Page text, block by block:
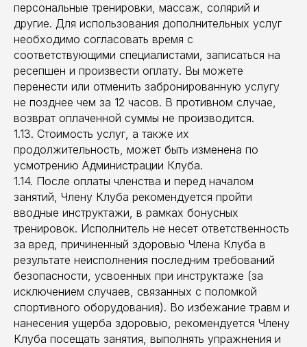
персональные тренировки, массаж, солярий и
другие. Для использования дополнительных услуг
необходимо согласовать время с
соответствующими специалистами, записаться на
ресепшен и произвести оплату. Вы можете
перенести или отменить забронированную услугу
не позднее чем за 12 часов. В противном случае,
возврат оплаченной суммы не производится.
1.13. Стоимость услуг, а также их
продолжительность, может быть изменена по
усмотрению Администрации Клуба.
1.14. После оплаты членства и перед началом
занятий, Члену Клуба рекомендуется пройти
вводные инструктажи, в рамках бонусных
тренировок. Исполнитель не несет ответственность
за вред, причиненный здоровью Члена Клуба в
результате неисполнения последним требований
безопасности, усвоенных при инструктаже (за
исключением случаев, связанных с поломкой
спортивного оборудования). Во избежание травм и
нанесения ущерба здоровью, рекомендуется Члену
Клуба посещать занятия, выполнять упражнения и